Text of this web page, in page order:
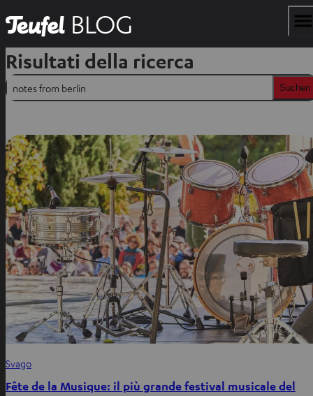
Risultati della ricerca
Suchen Suchen
Svago
Fête de la Musique: il più grande festival musicale del